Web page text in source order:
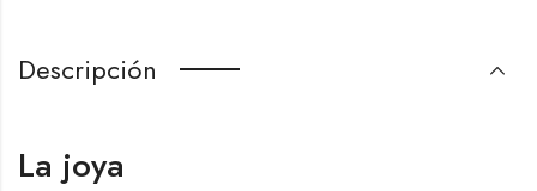
Descripción
La joya